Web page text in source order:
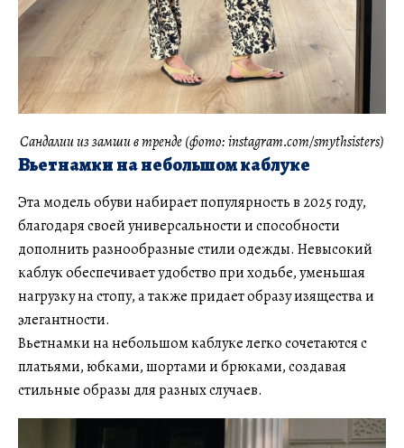
Сандалии из замши в тренде (фото: instagram.com/smythsisters)
Вьетнамки на небольшом каблуке
Эта модель обуви набирает популярность в 2025 году,
благодаря своей универсальности и способности
дополнить разнообразные стили одежды. Невысокий
каблук обеспечивает удобство при ходьбе, уменьшая
нагрузку на стопу, а также придает образу изящества и
элегантности.
Вьетнамки на небольшом каблуке легко сочетаются с
платьями, юбками, шортами и брюками, создавая
стильные образы для разных случаев.